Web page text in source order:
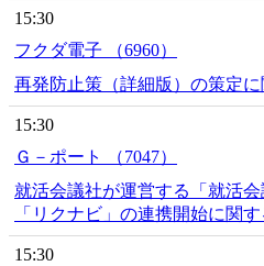
15:30
フクダ電子 （6960）
再発防止策（詳細版）の策定
15:30
Ｇ－ポート （7047）
就活会議社が運営する「就活
「リクナビ」の連携開始に関
15:30